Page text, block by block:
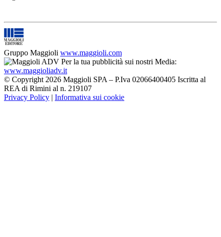
Gruppo Maggioli www.maggioli.com
Per la tua pubblicità sui nostri Media:
www.maggioliadv.it
© Copyright 2026 Maggioli SPA – P.Iva 02066400405 Iscritta al
REA di Rimini al n. 219107
Privacy Policy | Informativa sui cookie